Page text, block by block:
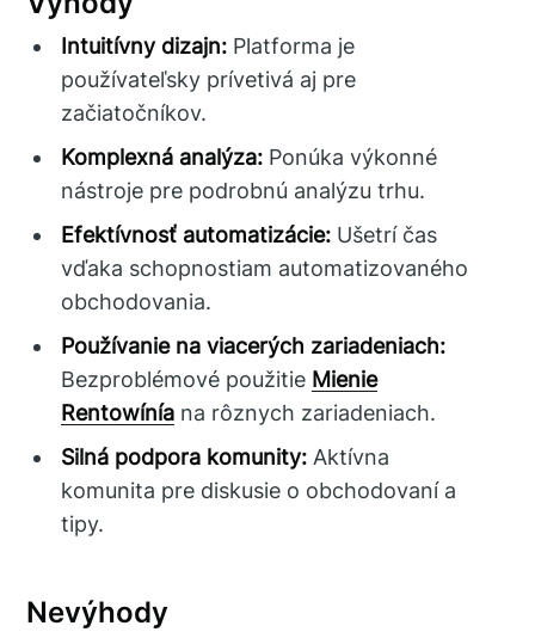
Intuitívny dizajn: Platforma je
používateľsky prívetivá aj pre
začiatočníkov.
Komplexná analýza: Ponúka výkonné
nástroje pre podrobnú analýzu trhu.
Efektívnosť automatizácie: Ušetrí čas
vďaka schopnostiam automatizovaného
obchodovania.
Používanie na viacerých zariadeniach:
Bezproblémové použitie Mienie
Rentowínía na rôznych zariadeniach.
Silná podpora komunity: Aktívna
komunita pre diskusie o obchodovaní a
tipy.
Nevýhody